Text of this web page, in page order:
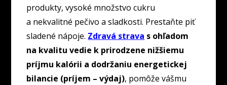
produkty, vysoké množstvo cukru
a nekvalitné pečivo a sladkosti. Prestaňte piť
sladené nápoje. Zdravá strava s ohľadom
na kvalitu vedie k prirodzene nižšiemu
príjmu kalórii a dodržaniu energetickej
bilancie (príjem – výdaj), pomôže vášmu